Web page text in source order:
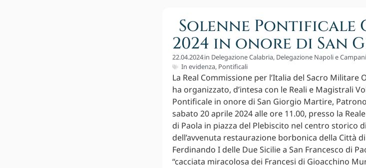
Solenne Pontificale
2024 in onore di San
22.04.2024in Delegazione Calabria, Delegazione Napoli e
In evidenza, Pontificali
La Real Commissione per l’Italia del Sacro
ha organizzato, d’intesa con le Reali e Magistrali
Pontificale in onore di San Giorgio Martire,
sabato 20 aprile 2024 alle ore 11.00, presso la
di Paola in piazza del Plebiscito nel centro storico
dell’avvenuta restaurazione borbonica della Città
Ferdinando I delle Due Sicilie a San Francesco di
“cacciata miracolosa dei Francesi di Gioacchino